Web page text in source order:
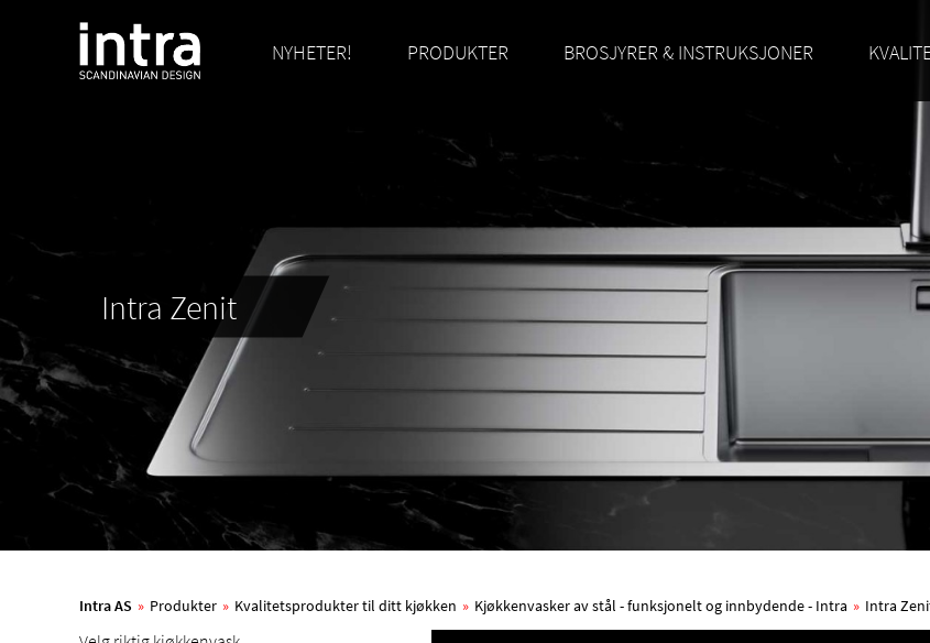
NYHETER! PRODUKTER BROSJYRER & INSTRUKSJONER
Intra Zenit
Intra AS » Produkter » Kvalitetsprodukter til ditt kjøkken » Kjøkkenvasker av stål - funksjonelt og innbydende - Intra » Intra